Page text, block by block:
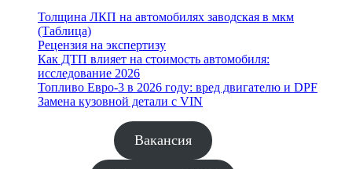
Толщина ЛКП на автомобилях заводская в мкм
(Таблица)
Рецензия на экспертизу
Как ДТП влияет на стоимость автомобиля:
исследование 2026
Топливо Евро-3 в 2026 году: вред двигателю и DPF
Замена кузовной детали с VIN
Вакансия